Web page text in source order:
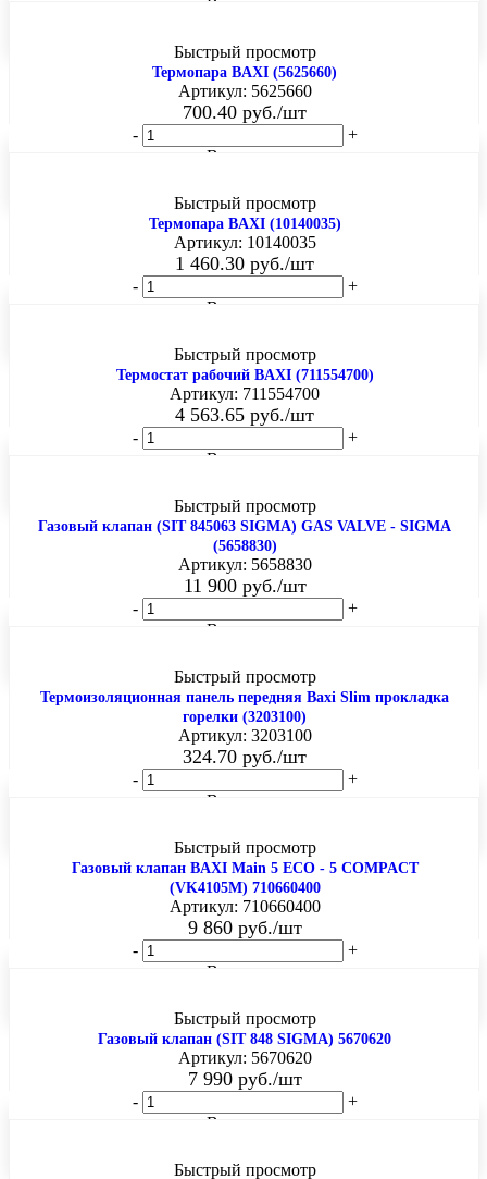
В корзину
Быстрый просмотр
Термопара BAXI (5625660)
Артикул: 5625660
700.40 руб./шт
-
+
В корзину
Быстрый просмотр
Термопара BAXI (10140035)
Артикул: 10140035
1 460.30 руб./шт
-
+
В корзину
Быстрый просмотр
Термостат рабочий BAXI (711554700)
Артикул: 711554700
4 563.65 руб./шт
-
+
В корзину
Быстрый просмотр
Газовый клапан (SIT 845063 SIGMA) GAS VALVE - SIGMA
(5658830)
Артикул: 5658830
11 900руб./шт
-
+
В корзину
Быстрый просмотр
Термоизоляционная панель передняя Baxi Slim прокладка
горелки (3203100)
Артикул: 3203100
324.70 руб./шт
-
+
В корзину
Быстрый просмотр
Газовый клапан BAXI Main 5 ECO - 5 COMPACT
(VK4105M) 710660400
Артикул: 710660400
9 860руб./шт
-
+
В корзину
Быстрый просмотр
Газовый клапан (SIT 848 SIGMA) 5670620
Артикул: 5670620
7 990руб./шт
-
+
В корзину
Быстрый просмотр